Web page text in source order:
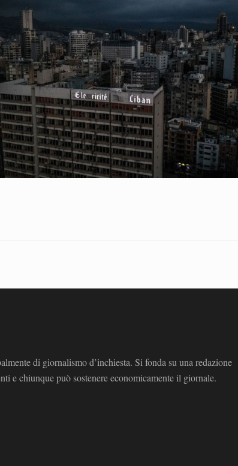
di giornalismo d’inchiesta. Si fonda su una redazione
e chiunque può sostenere economicamente il giornale.